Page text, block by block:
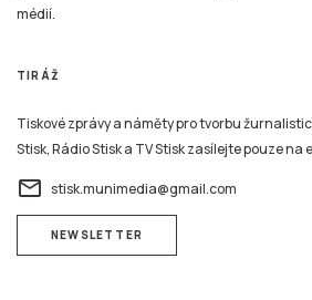
médií.
TIRÁŽ
Tiskové zprávy a náměty pro tvorbu
Stisk, Rádio Stisk a TV Stisk zasílejte pouze na
email stisk.munimedia@gmail.com
NEWSLETTER